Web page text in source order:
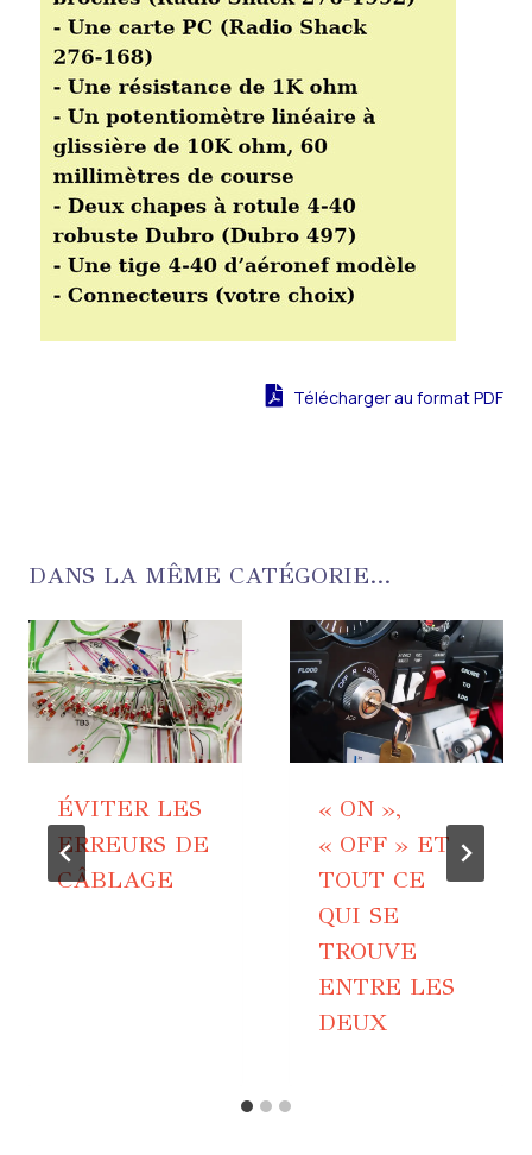
Télécharger au format PDF
DANS LA MÊME CATÉGORIE...
ÉVITER LES
ERREURS DE
CÂBLAGE
« ON »,
« OFF » ET
TOUT CE
QUI SE
TROUVE
ENTRE LES
DEUX